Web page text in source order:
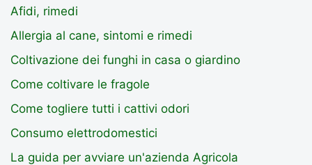
Afidi, rimedi
Allergia al cane, sintomi e rimedi
Coltivazione dei funghi in casa o giardino
Come coltivare le fragole
Come togliere tutti i cattivi odori
Consumo elettrodomestici
La guida per avviare un'azienda Agricola